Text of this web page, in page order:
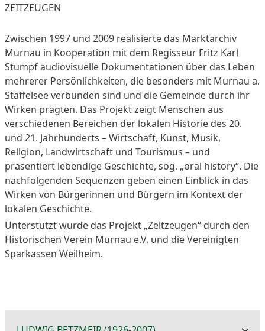
ZEITZEUGEN
Zwischen 1997 und 2009 realisierte das Marktarchiv
Murnau in Kooperation mit dem Regisseur Fritz Karl
Stumpf audiovisuelle Dokumentationen über das Leben
mehrerer Persönlichkeiten, die besonders mit Murnau a.
Staffelsee verbunden sind und die Gemeinde durch ihr
Wirken prägten. Das Projekt zeigt Menschen aus
verschiedenen Bereichen der lokalen Historie des 20.
und 21. Jahrhunderts – Wirtschaft, Kunst, Musik,
Religion, Landwirtschaft und Tourismus – und
präsentiert lebendige Geschichte, sog. „oral history“. Die
nachfolgenden Sequenzen geben einen Einblick in das
Wirken von Bürgerinnen und Bürgern im Kontext der
lokalen Geschichte.
Unterstützt wurde das Projekt „Zeitzeugen“ durch den
Historischen Verein Murnau e.V. und die Vereinigten
Sparkassen Weilheim.